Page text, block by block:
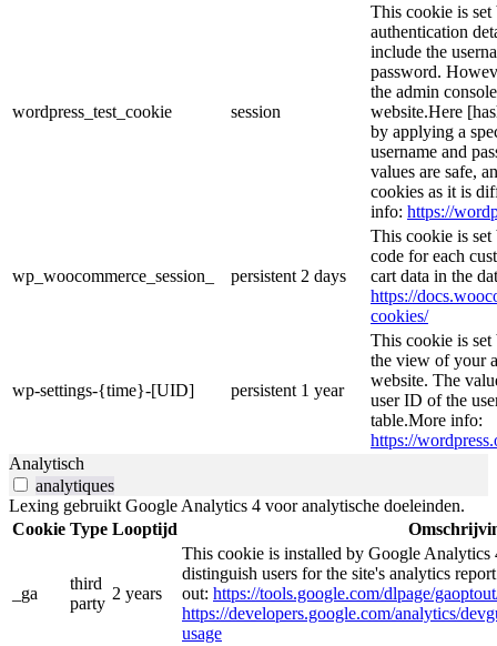
wordpress_test_cookie session
This cookie is set
authentication
include the
password.
the admin
website.Here
by applying a
username and
values are safe,
cookies as it is
info: https://
wp_woocommerce_session_ persistent 2 days
This cookie is
code for each
cart data in the
https://
cookies/
wp-settings-{time}-[UID] persistent 1 year
This cookie is set
the view of your
website. The
user ID of the
table.More info:
https://
Analytisch
analytiques
Lexing gebruikt Google Analytics 4 voor analytische doeleinden.
Cookie Type Looptijd
_ga
third
party
2 years
This cookie is installed by Google Analytics
distinguish users for the site's analytics
out: https://tools.google.com/dlpage/
https://developers.google.com/analytics/
usage